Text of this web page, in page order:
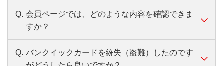
バンクイックアプリホーム画面の「次回
のご返済」を確認
確認はご利用残高をタップしてくださ
い。
バンクイックアプリについて、くわしくはこ
ちら
会員ページはこちら
横スクロールして確認
アプリ
＜バンクイックのみお持ちのお客さま＞
バンクイックアプリ、会員ページまたはお電話で
会員ページでのお届け
会員ページログイン後、「ご登録情報の変更」
メニューよりご変更ください。
海外に転居される場合は、必ず事前に第二リ
テールアカウント支店専用ダイヤル「0120-
受付時間：平日9:00～21:00、土・日・祝日9:00～
17:00（12/31～1/3を除く）
す。
バンクイックアプリからご利用残高を確認
ダウンロードはこちらから（無料）
A. 直近３ヵ月分のお取引履歴は、バンクイック
アプリまたは会員ページでご確認いただけま
3ヵ月より前のお取引履歴や、書面にて「取
Q. 会員ページでは、どのような内容を確認できま
すか？
A. 利用可能金額、利用残高、次回返済額、次回
Q. バンクイックカードを紛失（盗難）したのです